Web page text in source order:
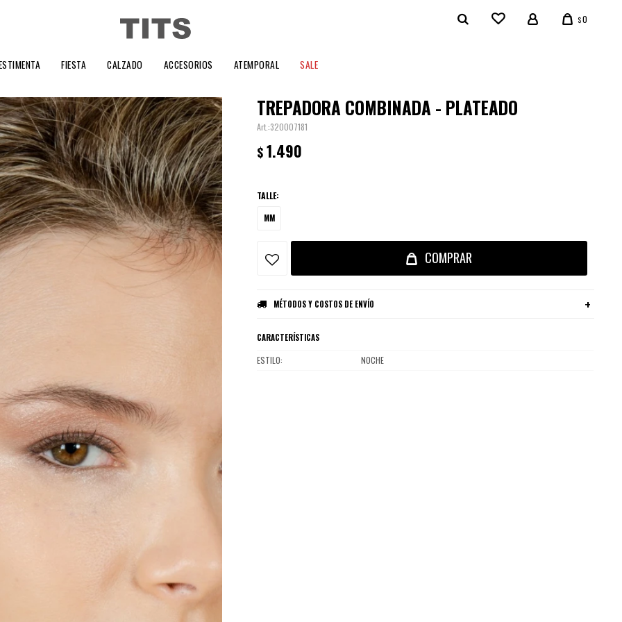
FIESTA CALZADO ACCESORIOS ATEMPORAL SALE
$0
TREPADORA COMBINADA - PLATEADO
320007181
$ 1.490
TALLE:
MM
COMPRAR
MÉTODOS Y COSTOS DE ENVÍO
CARACTERÍSTICAS
ESTILO NOCHE